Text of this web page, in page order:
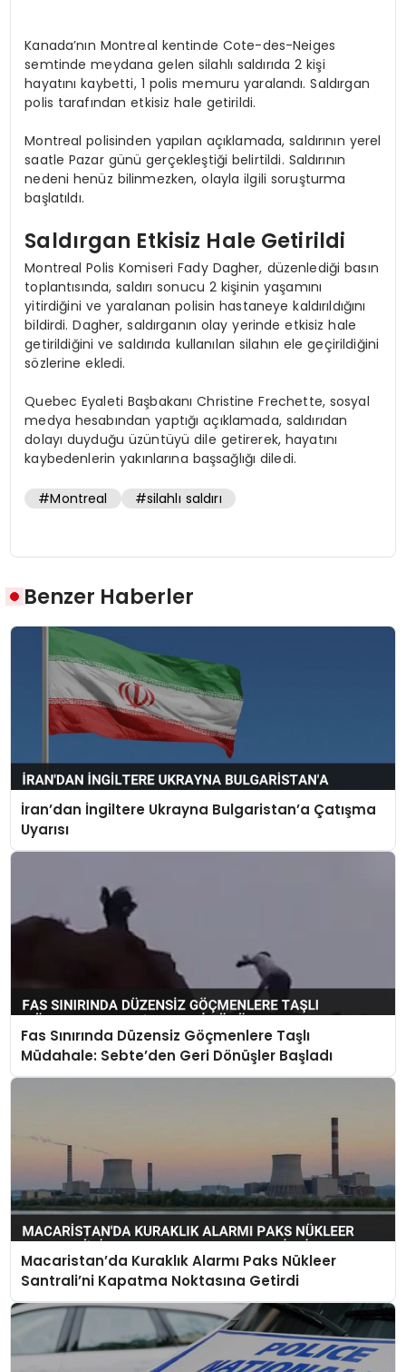
Kanada’nın Montreal kentinde Cote-des-Neiges
semtinde meydana gelen silahlı saldırıda 2 kişi
hayatını kaybetti, 1 polis memuru yaralandı. Saldırgan
polis tarafından etkisiz hale getirildi.
Montreal polisinden yapılan açıklamada, saldırının yerel
saatle Pazar günü gerçekleştiği belirtildi. Saldırının
nedeni henüz bilinmezken, olayla ilgili soruşturma
başlatıldı.
Saldırgan Etkisiz Hale Getirildi
Montreal Polis Komiseri Fady Dagher, düzenlediği basın
toplantısında, saldırı sonucu 2 kişinin yaşamını
yitirdiğini ve yaralanan polisin hastaneye kaldırıldığını
bildirdi. Dagher, saldırganın olay yerinde etkisiz hale
getirildiğini ve saldırıda kullanılan silahın ele geçirildiğini
sözlerine ekledi.
Quebec Eyaleti Başbakanı Christine Frechette, sosyal
medya hesabından yaptığı açıklamada, saldırıdan
dolayı duyduğu üzüntüyü dile getirerek, hayatını
kaybedenlerin yakınlarına başsağlığı diledi.
#Montreal #silahlı saldırı
Benzer Haberler
İran’dan İngiltere Ukrayna Bulgaristan’a Çatışma
Uyarısı
Fas Sınırında Düzensiz Göçmenlere Taşlı
Müdahale: Sebte’den Geri Dönüşler Başladı
Macaristan’da Kuraklık Alarmı Paks Nükleer
Santrali’ni Kapatma Noktasına Getirdi